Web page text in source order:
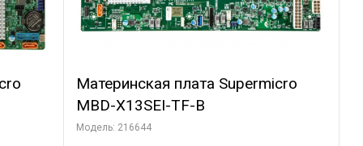
Материнская плата Supermicro
MBD-X13SEI-TF-B
Модель: 216644